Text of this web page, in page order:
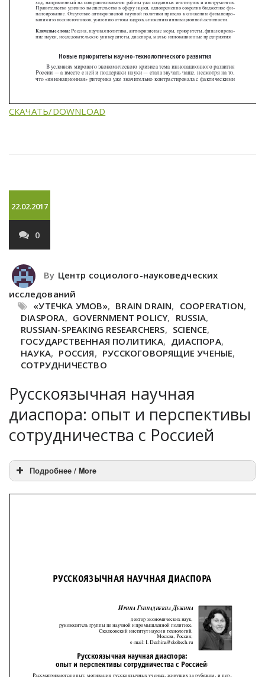
СКАЧАТЬ/DOWNLOAD
22.02.2017
0
By Центр социолого-науковедческих
исследований
«УТЕЧКА УМОВ», BRAIN DRAIN, COOPERATION,
DIASPORA, GOVERNMENT POLICY, RUSSIA,
RUSSIAN-SPEAKING RESEARCHERS, SCIENCE,
ГОСУДАРСТВЕННАЯ ПОЛИТИКА, ДИАСПОРА,
НАУКА, РОССИЯ, РУССКОГОВОРЯЩИЕ УЧЕНЫЕ,
СОТРУДНИЧЕСТВО
Русскоязычная научная
диаспора: опыт и перспективы
сотрудничества с Россией
Подробнее / More